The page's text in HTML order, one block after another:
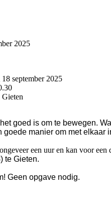
2025
september 2025
goed is om te bewegen.
goede manier om met elkaar
een uur en kan voor een
te Gieten.
Geen opgave nodig.